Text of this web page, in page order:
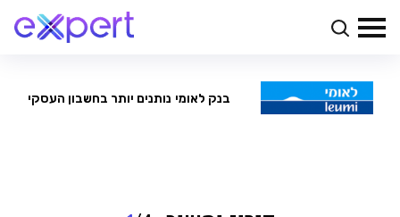
בנק לאומי נותנים יותר בחשבון העסקי